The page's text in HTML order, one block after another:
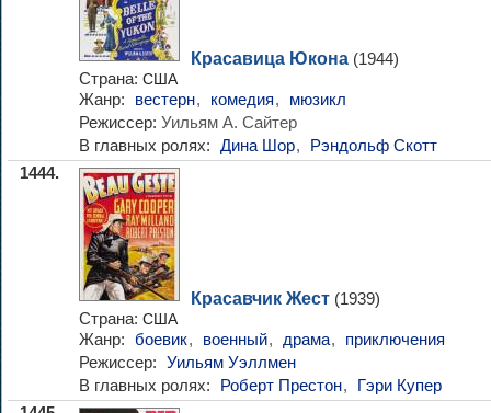
Красавица Юкона (1944)
Страна: США
Жанр: вестерн, комедия,
мюзикл
Режиссер: Уильям А. Сайтер
В главных ролях: Дина Шор, Рэндольф Скотт
1444.
Красавчик Жест (1939)
Страна: США
Жанр: боевик, военный, драма,
приключения
Режиссер: Уильям Уэллмен
В главных ролях:
Роберт Престон, Гэри Купер